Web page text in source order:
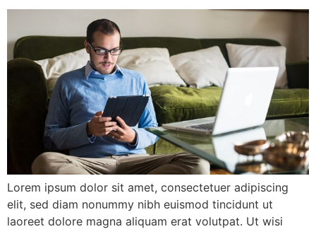
Lorem ipsum dolor sit amet, consectetuer adipiscing
elit, sed diam nonummy nibh euismod tincidunt ut
laoreet dolore magna aliquam erat volutpat. Ut wisi